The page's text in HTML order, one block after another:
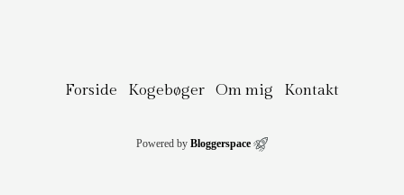
Forside Kogebøger Om mig Kontakt
Powered by Bloggerspace